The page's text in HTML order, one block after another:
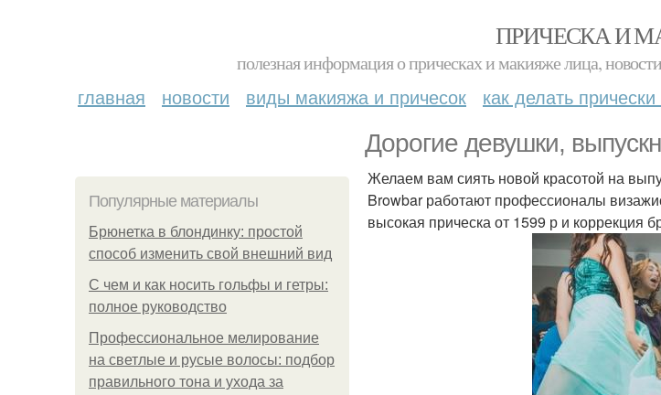
ПРИЧЕСКА И
полезная информация о прическах и макияже лица,
главная новости виды макияжа и причесок как делать
Дорогие девушки,
Популярные материалы
Брюнетка в блондинку: простой
способ изменить свой внешний вид
С чем и как носить гольфы и гетры:
полное руководство
Профессиональное мелирование
на светлые и русые волосы: подбор
правильного тона и ухода за
Желаем вам сиять новой красотой на
Browbar работают профессионалы
высокая прическа от 1599 р и коррекция